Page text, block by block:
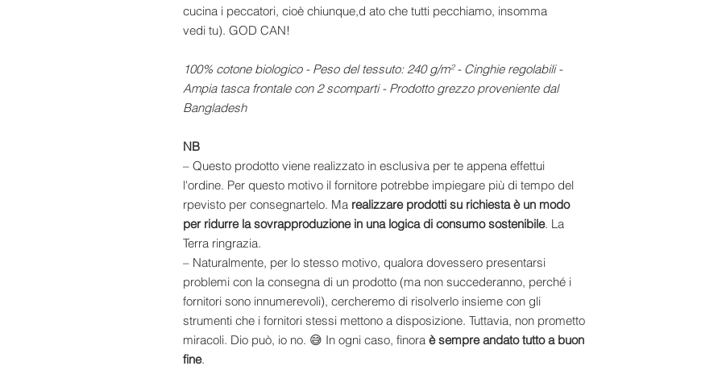
cucina i peccatori, cioè chiunque,d ato che tutti pecchiamo, insomma
vedi tu). GOD CAN!
100% cotone biologico - Peso del tessuto: 240 g/m² - Cinghie regolabili -
Ampia tasca frontale con 2 scomparti - Prodotto grezzo proveniente dal
Bangladesh
NB
– Questo prodotto viene realizzato in esclusiva per te appena effettui
l'ordine. Per questo motivo il fornitore potrebbe impiegare più di tempo del
rpevisto per consegnartelo. Ma realizzare prodotti su richiesta è un modo
per ridurre la sovrapproduzione in una logica di consumo sostenibile. La
Terra ringrazia.
– Naturalmente, per lo stesso motivo, qualora dovessero presentarsi
problemi con la consegna di un prodotto (ma non succederanno, perché i
fornitori sono innumerevoli), cercheremo di risolverlo insieme con gli
strumenti che i fornitori stessi mettono a disposizione. Tuttavia, non prometto
miracoli. Dio può, io no. 😅 In ogni caso, finora è sempre andato tutto a buon
fine.